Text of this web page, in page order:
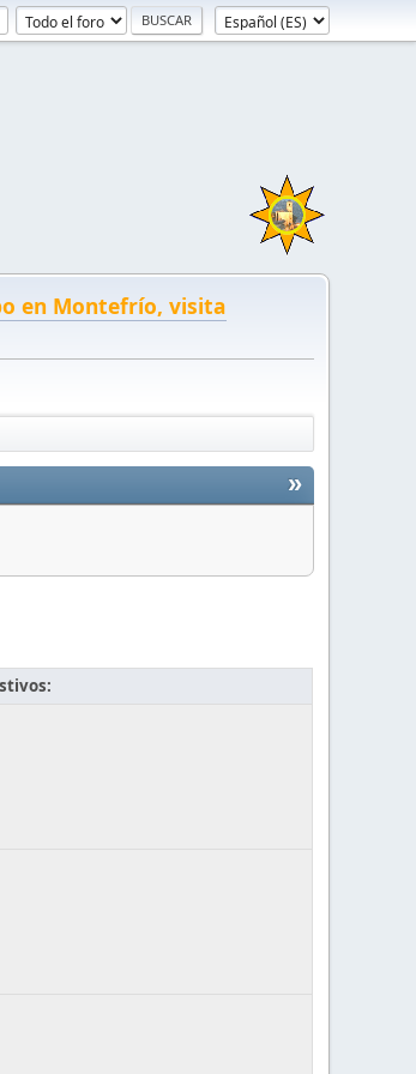
en Montefrío, visita
»